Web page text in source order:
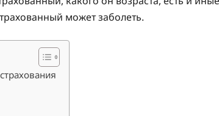
может заболеть.